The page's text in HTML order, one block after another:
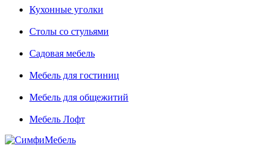
Кухонные уголки
Столы со стульями
Садовая мебель
Мебель для гостиниц
Мебель для общежитий
Мебель Лофт